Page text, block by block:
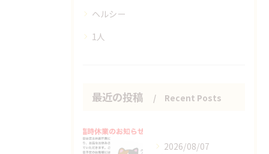
ヘルシー
1人
最近の投稿 Recent Posts
2026/08/07